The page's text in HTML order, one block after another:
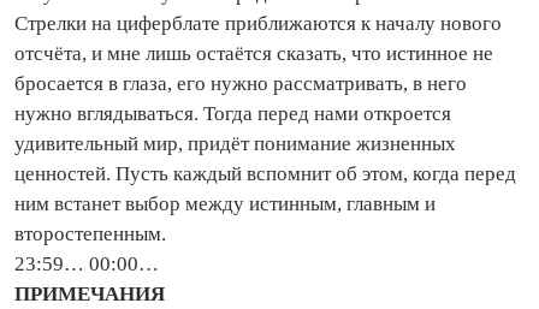
Стрелки на циферблате приближаются к началу нового
отсчёта, и мне лишь остаётся сказать, что истинное не
бросается в глаза, его нужно рассматривать, в него
нужно вглядываться. Тогда перед нами откроется
удивительный мир, придёт понимание жизненных
ценностей. Пусть каждый вспомнит об этом, когда перед
ним встанет выбор между истинным, главным и
второстепенным.
23:59… 00:00…
ПРИМЕЧАНИЯ